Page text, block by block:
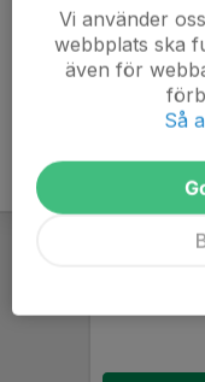
Kommentarer
Vi använder
webbplats ska
även för
Så